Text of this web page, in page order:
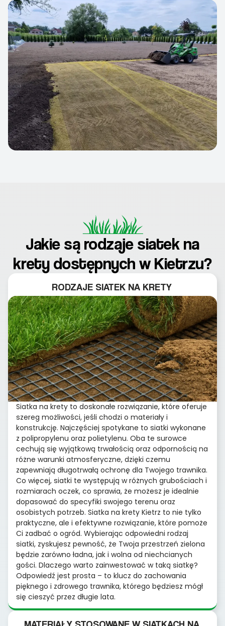
Jakie są rodzaje siatek na
krety dostępnych w Kietrzu?
RODZAJE SIATEK NA KRETY
Siatka na krety to doskonałe rozwiązanie, które oferuje
szereg możliwości, jeśli chodzi o materiały i
konstrukcję. Najczęściej spotykane to siatki wykonane
z polipropylenu oraz polietylenu. Oba te surowce
cechują się wyjątkową trwałością oraz odpornością na
różne warunki atmosferyczne, dzięki czemu
zapewniają długotrwałą ochronę dla Twojego trawnika.
Co więcej, siatki te występują w różnych grubościach i
rozmiarach oczek, co sprawia, że możesz je idealnie
dopasować do specyfiki swojego terenu oraz
osobistych potrzeb. Siatka na krety Kietrz to nie tylko
praktyczne, ale i efektywne rozwiązanie, które pomoże
Ci zadbać o ogród. Wybierając odpowiedni rodzaj
siatki, zyskujesz pewność, że Twoja przestrzeń zielona
będzie zarówno ładna, jak i wolna od niechcianych
gości. Dlaczego warto zainwestować w taką siatkę?
Odpowiedź jest prosta – to klucz do zachowania
pięknego i zdrowego trawnika, którego będziesz mógł
się cieszyć przez długie lata.